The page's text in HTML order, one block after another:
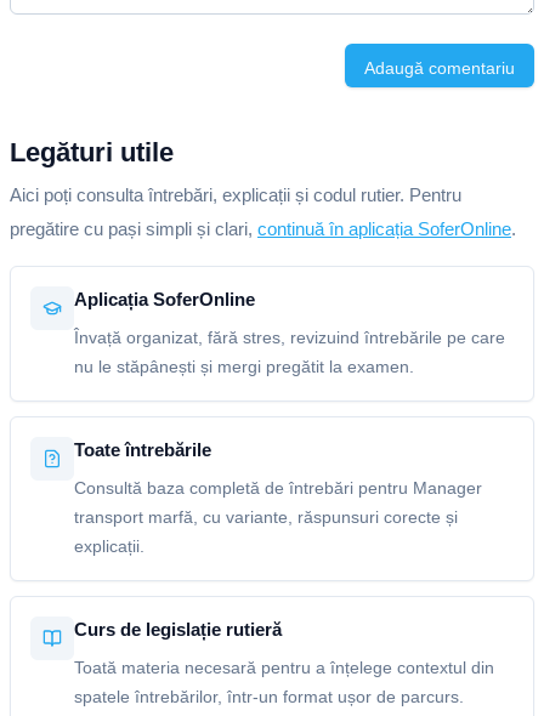
Adaugă comentariu
Legături utile
Aici poți consulta întrebări, explicații și codul rutier. Pentru
pregătire cu pași simpli și clari, continuă în aplicația SoferOnline.
Aplicația SoferOnline
Învață organizat, fără stres, revizuind întrebările pe care
nu le stăpânești și mergi pregătit la examen.
Toate întrebările
Consultă baza completă de întrebări pentru Manager
transport marfă, cu variante, răspunsuri corecte și
explicații.
Curs de legislație rutieră
Toată materia necesară pentru a înțelege contextul din
spatele întrebărilor, într-un format ușor de parcurs.